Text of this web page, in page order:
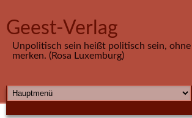
Geest-Verlag
Unpolitisch sein heißt politisch sein, ohne
merken. (Rosa Luxemburg)
HAUPTMENÜ